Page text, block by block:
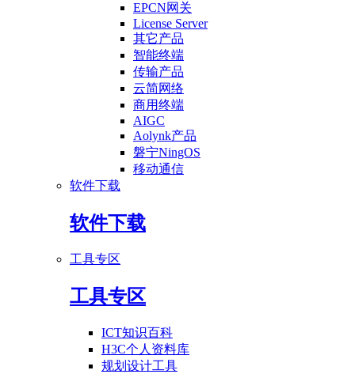
EPCN网关
License Server
其它产品
智能终端
传输产品
云简网络
商用终端
AIGC
Aolynk产品
磐宁NingOS
移动通信
软件下载
软件下载
工具专区
工具专区
ICT知识百科
H3C个人资料库
规划设计工具